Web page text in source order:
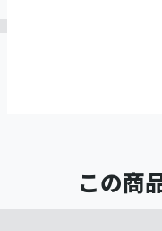
この商